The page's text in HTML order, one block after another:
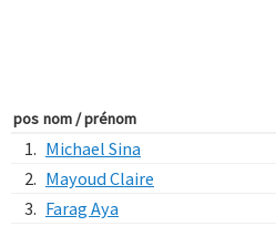
pos nom / prénom
1. Michael Sina
2. Mayoud Claire
3. Farag Aya